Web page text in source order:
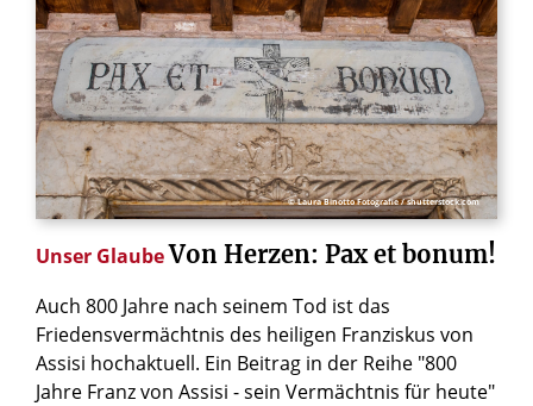
© Laura Binotto Fotografie / shutterstock.com
Unser GlaubeVon Herzen: Pax et bonum!
Auch 800 Jahre nach seinem Tod ist das
Friedensvermächtnis des heiligen Franziskus von
Assisi hochaktuell. Ein Beitrag in der Reihe "800
Jahre Franz von Assisi - sein Vermächtnis für heute"